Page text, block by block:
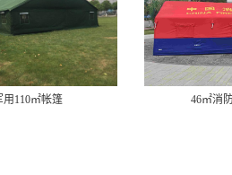
消防充气帐篷 12㎡警